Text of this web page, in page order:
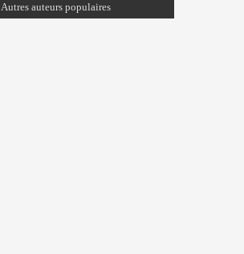
Autres auteurs populaires